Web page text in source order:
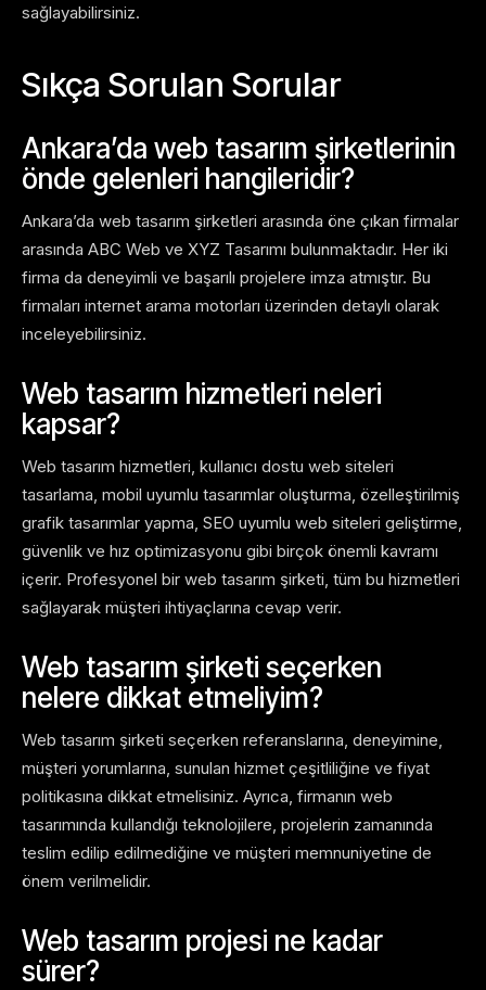
sağlayabilirsiniz.
Sıkça Sorulan Sorular
Ankara’da web tasarım şirketlerinin
önde gelenleri hangileridir?
Ankara’da web tasarım şirketleri arasında öne çıkan firmalar
arasında ABC Web ve XYZ Tasarımı bulunmaktadır. Her iki
firma da deneyimli ve başarılı projelere imza atmıştır. Bu
firmaları internet arama motorları üzerinden detaylı olarak
inceleyebilirsiniz.
Web tasarım hizmetleri neleri
kapsar?
Web tasarım hizmetleri, kullanıcı dostu web siteleri
tasarlama, mobil uyumlu tasarımlar oluşturma, özelleştirilmiş
grafik tasarımlar yapma, SEO uyumlu web siteleri geliştirme,
güvenlik ve hız optimizasyonu gibi birçok önemli kavramı
içerir. Profesyonel bir web tasarım şirketi, tüm bu hizmetleri
sağlayarak müşteri ihtiyaçlarına cevap verir.
Web tasarım şirketi seçerken
nelere dikkat etmeliyim?
Web tasarım şirketi seçerken referanslarına, deneyimine,
müşteri yorumlarına, sunulan hizmet çeşitliliğine ve fiyat
politikasına dikkat etmelisiniz. Ayrıca, firmanın web
tasarımında kullandığı teknolojilere, projelerin zamanında
teslim edilip edilmediğine ve müşteri memnuniyetine de
önem verilmelidir.
Web tasarım projesi ne kadar
sürer?